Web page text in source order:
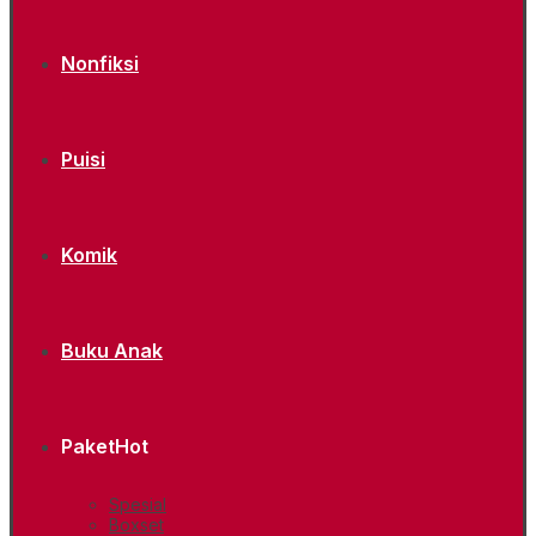
Nonfiksi
Puisi
Komik
Buku Anak
PaketHot
Spesial
Boxset